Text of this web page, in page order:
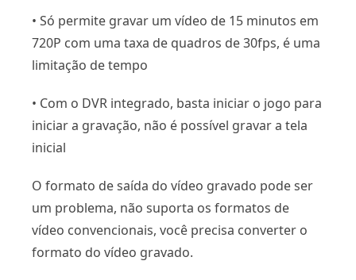
• Só permite gravar um vídeo de 15 minutos em
720P com uma taxa de quadros de 30fps, é uma
limitação de tempo
• Com o DVR integrado, basta iniciar o jogo para
iniciar a gravação, não é possível gravar a tela
inicial
O formato de saída do vídeo gravado pode ser
um problema, não suporta os formatos de
vídeo convencionais, você precisa converter o
formato do vídeo gravado.